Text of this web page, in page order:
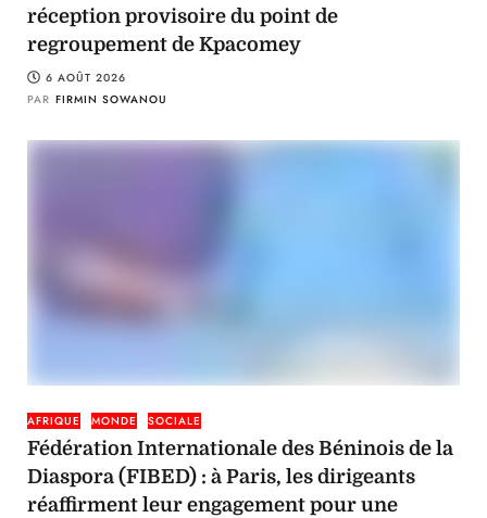
réception provisoire du point de
regroupement de Kpacomey
6 AOÛT 2026
PAR FIRMIN SOWANOU
AFRIQUE MONDE SOCIALE
Fédération Internationale des Béninois de la
Diaspora (FIBED) : à Paris, les dirigeants
réaffirment leur engagement pour une